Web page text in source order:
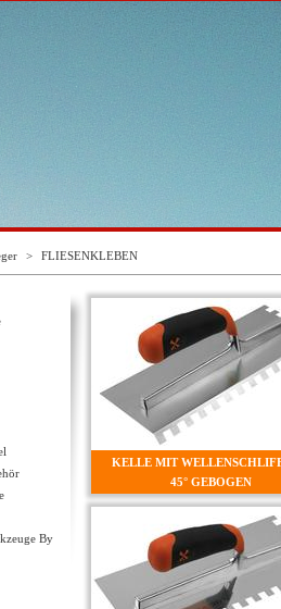
> FLIESENKLEBEN
By
KELLE MIT
45° GEBOGEN